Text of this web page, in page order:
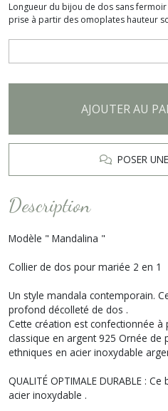
Longueur du bijou de dos sans fermoir
prise à partir des omoplates hauteur
AJOUTER AU
POSER
Description
Modèle " Mandalina "
Collier de dos pour mariée 2 en 1
Un style mandala contemporain.
profond décolleté de dos .
Cette création est confectionnée à
classique en argent 925 Ornée de
ethniques en acier inoxydable
QUALITÉ OPTIMALE DURABLE :
acier inoxydable .